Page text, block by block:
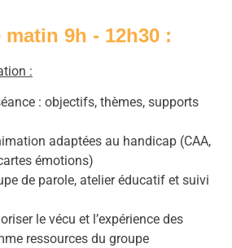
9h - 12h30 :
:
: objectifs, thèmes, supports
adaptées au handicap (CAA,
émotions)
de parole, atelier éducatif et suivi
le vécu et l’expérience des
ressources du groupe